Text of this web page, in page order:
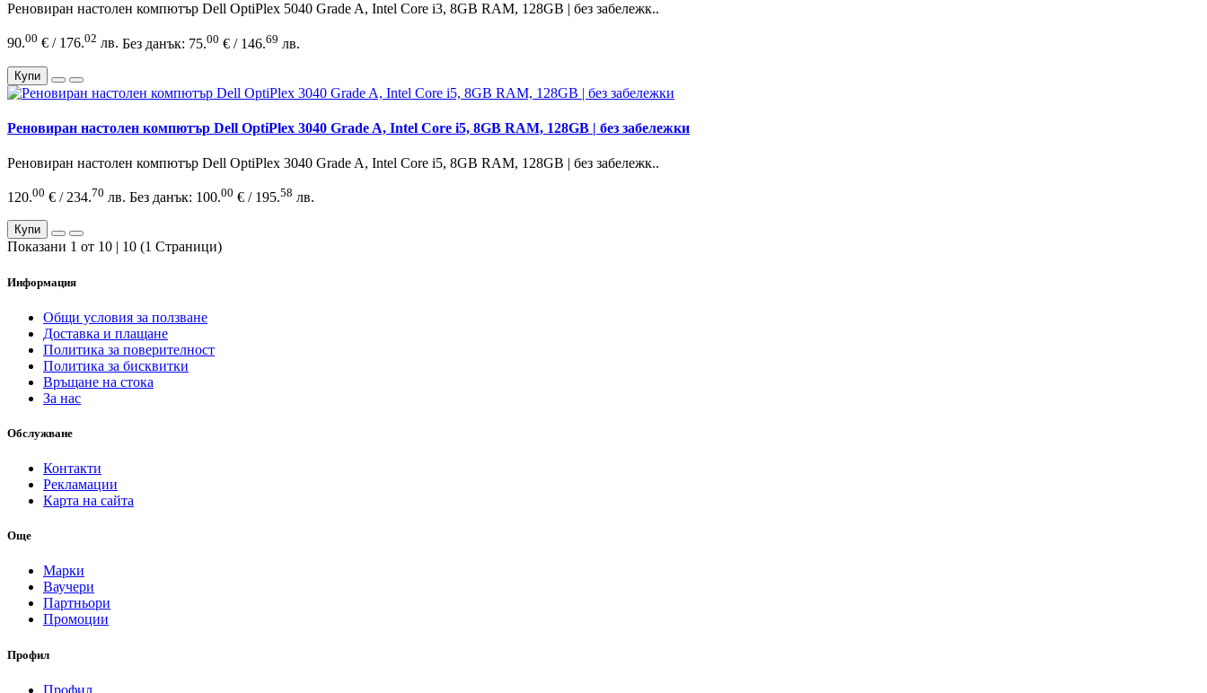
Реновиран настолен компютър Dell OptiPlex 5040 Grade A, Intel Core i3, 8GB RAM, 128GB | без забележк..
90.00 € / 176.02 лв. Без данък: 75.00 € / 146.69 лв.
Купи
Реновиран настолен компютър Dell OptiPlex 3040 Grade A, Intel Core i5, 8GB RAM, 128GB | без забележки
Реновиран настолен компютър Dell OptiPlex 3040 Grade A, Intel Core i5, 8GB RAM, 128GB | без забележк..
120.00 € / 234.70 лв. Без данък: 100.00 € / 195.58 лв.
Купи
Показани 1 от 10 | 10 (1 Страници)
Информация
Общи условия за ползване
Доставка и плащане
Политика за поверителност
Политика за бисквитки
Връщане на стока
За нас
Обслужване
Контакти
Рекламации
Карта на сайта
Още
Марки
Ваучери
Партньори
Промоции
Профил
Профил